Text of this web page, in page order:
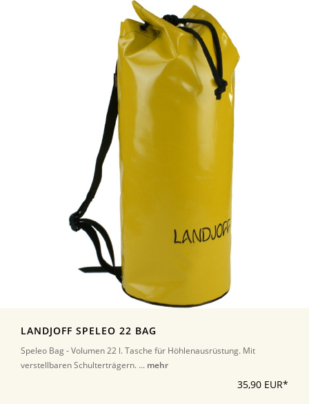
LANDJOFF SPELEO 22 BAG
Speleo Bag - Volumen 22 l. Tasche für Höhlenausrüstung. Mit
verstellbaren Schulterträgern. ... mehr
35,90 EUR*